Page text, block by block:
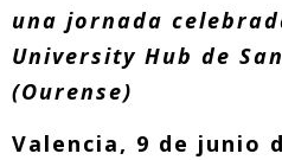
una jornada
University Hub de
(Ourense)
Valencia, 9 de junio